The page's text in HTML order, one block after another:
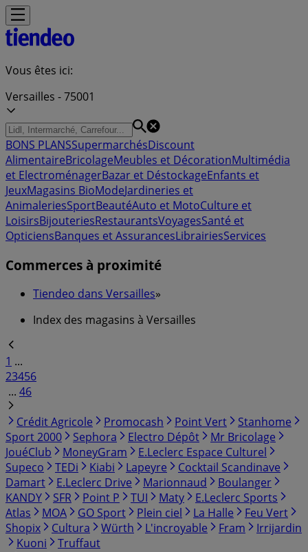
Vous êtes ici:
Versailles - 75001
BONS PLANSSupermarchésDiscount
AlimentaireBricolageMeubles et DécorationMultimédia
et ElectroménagerBazar et DéstockageEnfants et
JeuxMagasins BioModeJardineries et
AnimaleriesSportBeautéAuto et MotoCulture et
LoisirsBijouteriesRestaurantsVoyagesSanté et
OpticiensBanques et AssurancesLibrairiesServices
Commerces à proximité
Tiendeo dans Versailles»
Index des magasins à Versailles
1 ...
23456
... 46
Crédit Agricole
Promocash Point Vert
Stanhome
Sport 2000
Sephora Electro Dépôt
Mr Bricolage
JouéClub
MoneyGram
E.Leclerc Espace Culturel
Supeco
TEDi Kiabi Lapeyre
Cocktail Scandinave
Damart
E.Leclerc Drive Marionnaud
Boulanger
KANDY
SFR Point P TUI Maty
E.Leclerc Sports
Atlas
MOA GO Sport Plein ciel La Halle
Feu Vert
Shopix
Cultura Würth L'incroyable Fram
Irrijardin
Kuoni
Truffaut